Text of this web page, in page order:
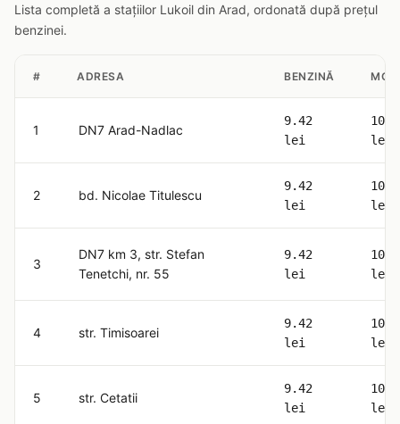
Lista completă a stațiilor Lukoil din Arad, ordonată după prețul
benzinei.
# ADRESA BENZINĂ
1 DN7 Arad-Nadlac
9.42
lei
lei
2 bd. Nicolae Titulescu
9.42
lei
lei
3
DN7 km 3, str. Stefan
Tenetchi, nr. 55
9.42
lei
lei
4 str. Timisoarei
9.42
lei
lei
5 str. Cetatii
9.42
lei
lei